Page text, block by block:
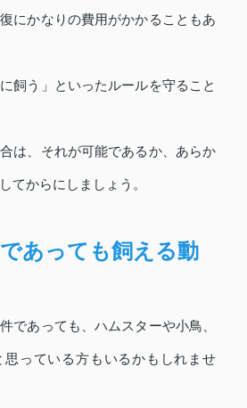
にかなりの費用がかかることもあ
飼う」といったルールを守ること
は、それが可能であるか、あらか
てからにしましょう。
あっても飼える動
であっても、ハムスターや小鳥、
思っている方もいるかもしれませ